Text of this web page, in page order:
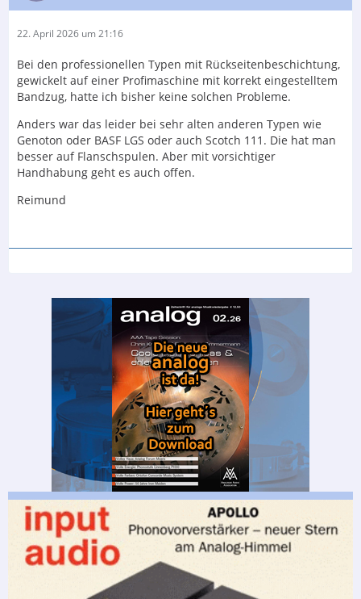
22. April 2026 um 21:16
Bei den professionellen Typen mit Rückseitenbeschichtung,
gewickelt auf einer Profimaschine mit korrekt eingestelltem
Bandzug, hatte ich bisher keine solchen Probleme.
Anders war das leider bei sehr alten anderen Typen wie
Genoton oder BASF LGS oder auch Scotch 111. Die hat man
besser auf Flanschspulen. Aber mit vorsichtiger
Handhabung geht es auch offen.
Reimund